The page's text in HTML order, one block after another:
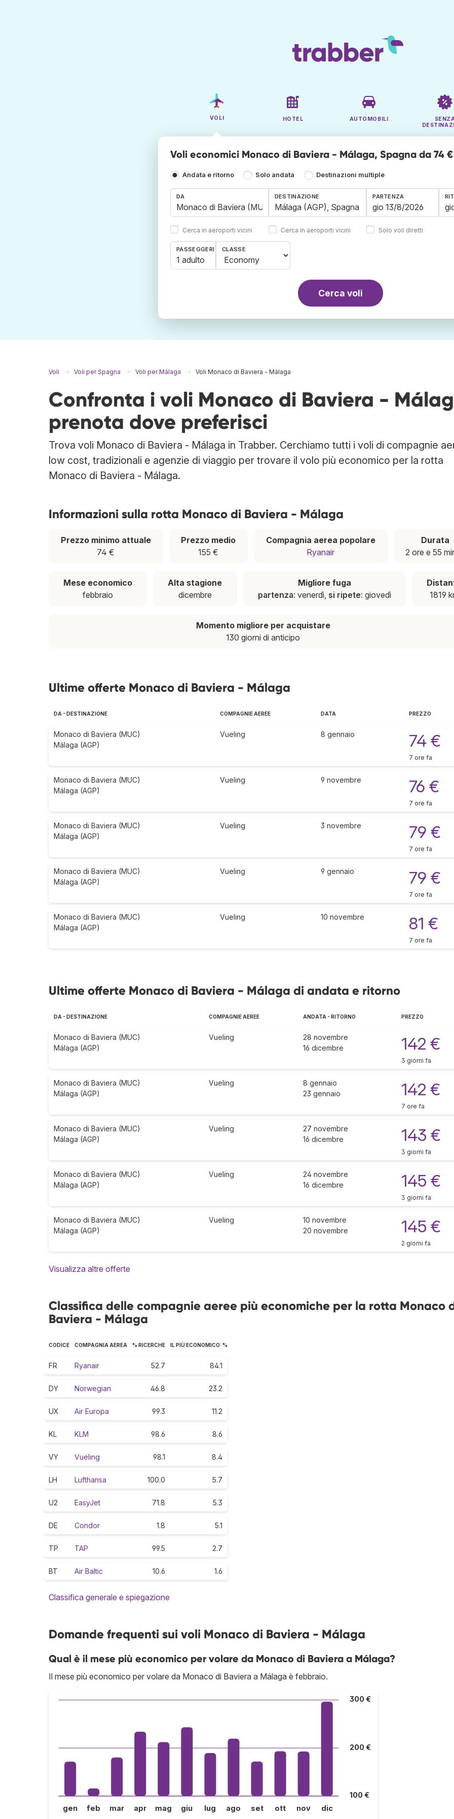
VOLI HOTEL AUTOMOBILI
Voli economici Monaco di Baviera - Málaga, Spagna da 74 €
Andata e ritorno Solo andata Destinazioni multiple
DA
Cerca in aeroporti vicini
DESTINAZIONE
Cerca in aeroporti vicini
PARTENZA
Solo voli diretti
PASSEGGERI
1 adulto
CLASSE
Cerca voli
Voli Voli per Spagna Voli per Málaga Voli Monaco di Baviera - Málaga
Confronta i voli Monaco di Baviera -
prenota dove preferisci
Trova voli Monaco di Baviera - Málaga in Trabber. Cerchiamo tutti i voli di compagnie
low cost, tradizionali e agenzie di viaggio per trovare il volo più economico per la rotta
Monaco di Baviera - Málaga.
Informazioni sulla rotta Monaco di Baviera - Málaga
Prezzo minimo attuale
74 €
Prezzo medio
155 €
Compagnia aerea popolare
Ryanair
Durata
2 ore e 55
Mese economico
febbraio
Alta stagione
dicembre
Migliore fuga
partenza: venerdì, si ripete: giovedì
1819
Momento migliore per acquistare
130 giorni di anticipo
Ultime offerte Monaco di Baviera - Málaga
DA - DESTINAZIONE COMPAGNIE AEREE DATA PREZZO
Monaco di Baviera (MUC)
Málaga (AGP)
Vueling 8 gennaio 74 €
7 ore fa
Monaco di Baviera (MUC)
Málaga (AGP)
Vueling 9 novembre 76 €
7 ore fa
Monaco di Baviera (MUC)
Málaga (AGP)
Vueling 3 novembre 79 €
7 ore fa
Monaco di Baviera (MUC)
Málaga (AGP)
Vueling 9 gennaio 79 €
7 ore fa
Monaco di Baviera (MUC)
Málaga (AGP)
Vueling 10 novembre 81 €
7 ore fa
Ultime offerte Monaco di Baviera - Málaga di andata e ritorno
DA - DESTINAZIONE COMPAGNIE AEREE ANDATA - RITORNO PREZZO
Monaco di Baviera (MUC)
Málaga (AGP)
Vueling
28 novembre
16 dicembre
142 €
3 giorni fa
Monaco di Baviera (MUC)
Málaga (AGP)
Vueling
8 gennaio
23 gennaio
142 €
7 ore fa
Monaco di Baviera (MUC)
Málaga (AGP)
Vueling
27 novembre
16 dicembre
143 €
3 giorni fa
Monaco di Baviera (MUC)
Málaga (AGP)
Vueling
24 novembre
16 dicembre
145 €
3 giorni fa
Monaco di Baviera (MUC)
Málaga (AGP)
Vueling
10 novembre
20 novembre
145 €
2 giorni fa
Visualizza altre offerte
Classifica delle compagnie aeree più economiche per la rotta Monaco
Baviera - Málaga
CODICE COMPAGNIA AEREA % RICERCHE IL PIÙ ECONOMICO: %
FR Ryanair 52.7 84.1
DY Norwegian 46.8 23.2
UX Air Europa 99.3 11.2
KL KLM 98.6 8.6
VY Vueling 98.1 8.4
LH Lufthansa 100.0 5.7
U2 EasyJet 71.8 5.3
DE Condor 1.8 5.1
TP TAP 99.5 2.7
BT Air Baltic 10.6 1.6
Classifica generale e spiegazione
Domande frequenti sui voli Monaco di Baviera - Málaga
Qual è il mese più economico per volare da Monaco di Baviera a Málaga?
Il mese più economico per volare da Monaco di Baviera a Málaga è febbraio.
100 €
200 €
300 €
gen feb mar apr mag giu lug ago set ott nov dic